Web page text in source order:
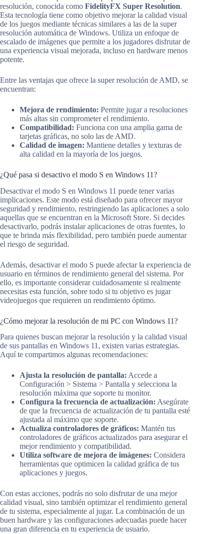
resolución, conocida como FidelityFX Super Resolution.
Esta tecnología tiene como objetivo mejorar la calidad visual
de los juegos mediante técnicas similares a las de la super
resolución automática de Windows. Utiliza un enfoque de
escalado de imágenes que permite a los jugadores disfrutar de
una experiencia visual mejorada, incluso en hardware menos
potente.
Entre las ventajas que ofrece la super resolución de AMD, se
encuentran:
Mejora de rendimiento: Permite jugar a resoluciones
más altas sin comprometer el rendimiento.
Compatibilidad: Funciona con una amplia gama de
tarjetas gráficas, no solo las de AMD.
Calidad de imagen: Mantiene detalles y texturas de
alta calidad en la mayoría de los juegos.
¿Qué pasa si desactivo el modo S en Windows 11?
Desactivar el modo S en Windows 11 puede tener varias
implicaciones. Este modo está diseñado para ofrecer mayor
seguridad y rendimiento, restringiendo las aplicaciones a solo
aquellas que se encuentran en la Microsoft Store. Si decides
desactivarlo, podrás instalar aplicaciones de otras fuentes, lo
que te brinda más flexibilidad, pero también puede aumentar
el riesgo de seguridad.
Además, desactivar el modo S puede afectar la experiencia de
usuario en términos de rendimiento general del sistema. Por
ello, es importante considerar cuidadosamente si realmente
necesitas esta función, sobre todo si tu objetivo es jugar
videojuegos que requieren un rendimiento óptimo.
¿Cómo mejorar la resolución de mi PC con Windows 11?
Para quienes buscan mejorar la resolución y la calidad visual
de sus pantallas en Windows 11, existen varias estrategias.
Aquí te compartimos algunas recomendaciones:
Ajusta la resolución de pantalla: Accede a
Configuración > Sistema > Pantalla y selecciona la
resolución máxima que soporte tu monitor.
Configura la frecuencia de actualización: Asegúrate
de que la frecuencia de actualización de tu pantalla esté
ajustada al máximo que soporte.
Actualiza controladores de gráficos: Mantén tus
controladores de gráficos actualizados para asegurar el
mejor rendimiento y compatibilidad.
Utiliza software de mejora de imágenes: Considera
herramientas que optimicen la calidad gráfica de tus
aplicaciones y juegos.
Con estas acciones, podrás no solo disfrutar de una mejor
calidad visual, sino también optimizar el rendimiento general
de tu sistema, especialmente al jugar. La combinación de un
buen hardware y las configuraciones adecuadas puede hacer
una gran diferencia en tu experiencia de usuario.